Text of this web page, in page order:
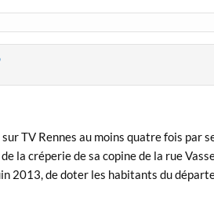
TV Rennes au moins quatre fois par
la créperie de sa copine de la rue
2013, de doter les habitants du